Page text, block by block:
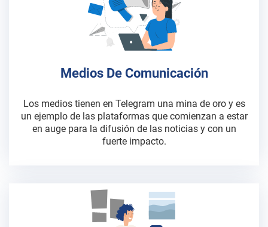
Medios De Comunicación
Los medios tienen en Telegram una mina de oro y es
un ejemplo de las plataformas que comienzan a estar
en auge para la difusión de las noticias y con un
fuerte impacto.